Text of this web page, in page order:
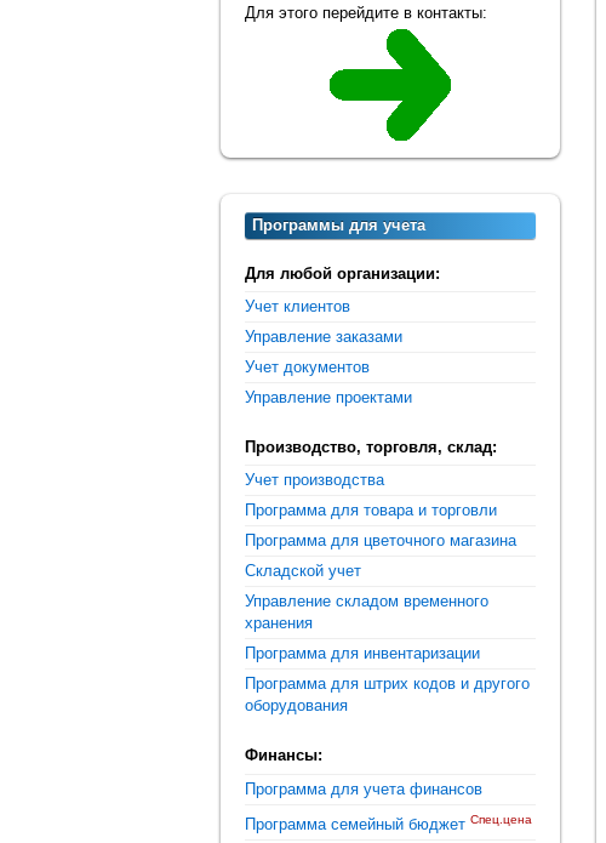
Для этого перейдите в контакты:
Программы для учета
Для любой организации:
Учет клиентов
Управление заказами
Учет документов
Управление проектами
Производство, торговля, склад:
Учет производства
Программа для товара и торговли
Программа для цветочного магазина
Складской учет
Управление складом временного
хранения
Программа для инвентаризации
Программа для штрих кодов и другого
оборудования
Финансы:
Программа для учета финансов
Программа семейный бюджет Спец.цена